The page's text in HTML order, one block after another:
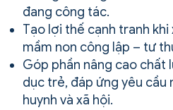
đang công tác.
Tạo lợi thế cạnh tranh
mầm non công lập – tư
Góp phần nâng cao chất
dục trẻ, đáp ứng yêu cầu
huynh và xã hội.